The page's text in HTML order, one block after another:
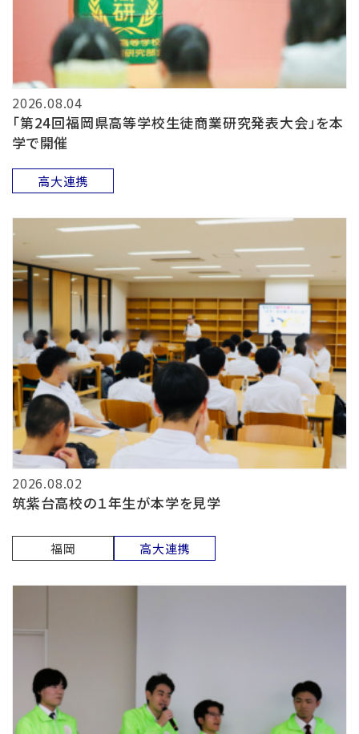
2026.08.04
「第24回福岡県高等学校生徒商業研究発表大会」を本
学で開催
高大連携
2026.08.02
筑紫台高校の１年生が本学を見学
福岡 高大連携